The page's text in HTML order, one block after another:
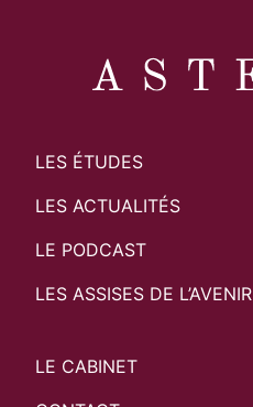
LES ÉTUDES
LES ACTUALITÉS
LE PODCAST
LES ASSISES DE L’AVENIR
LE CABINET